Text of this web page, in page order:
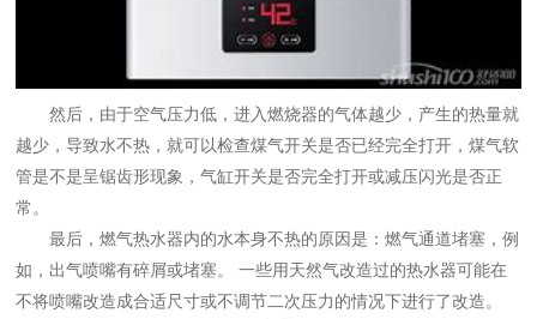
然后，由于空气压力低，进入燃烧器的气体越少，产生的热量就
越少，导致水不热，就可以检查煤气开关是否已经完全打开，煤气软
管是不是呈锯齿形现象，气缸开关是否完全打开或减压闪光是否正
常。
最后，燃气热水器内的水本身不热的原因是：燃气通道堵塞，例
如，出气喷嘴有碎屑或堵塞。 一些用天然气改造过的热水器可能在
不将喷嘴改造成合适尺寸或不调节二次压力的情况下进行了改造。